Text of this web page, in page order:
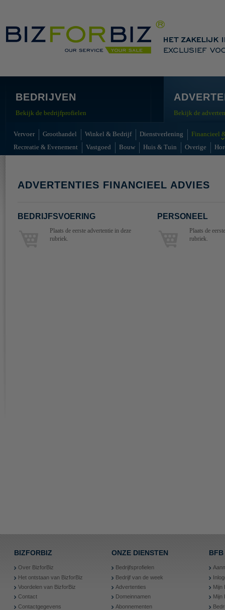
BEDRIJVEN
Bekijk de bedrijfprofielen Bekijk de
Vervoer Groothandel Winkel & Bedrijf Dienstverlening
Financieel
Recreatie & Evenement
Vastgoed Bouw Huis & Tuin Overige
ADVERTENTIES FINANCIEEL ADVIES
BEDRIJFSVOERING
Plaats de eerste advertentie in deze
rubriek.
PERSONEEL
Plaats de
rubriek.
BIZFORBIZ
Over BizforBiz
Het ontstaan van BizforBiz
Voordelen van BizforBiz
Contact
Contactgegevens
ONZE DIENSTEN
Bedrijfsprofielen
Bedrijf van de week
Advertenties
Domeinnamen
Abonnementen
BFB
Mijn
Mijn